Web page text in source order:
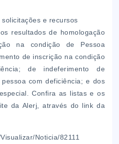
e recursos
resultados de homologação
na condição de Pessoa
de inscrição na condição
de indeferimento de
com deficiência; e dos
Confira as listas e os
da Alerj, através do link da
Noticia/82111